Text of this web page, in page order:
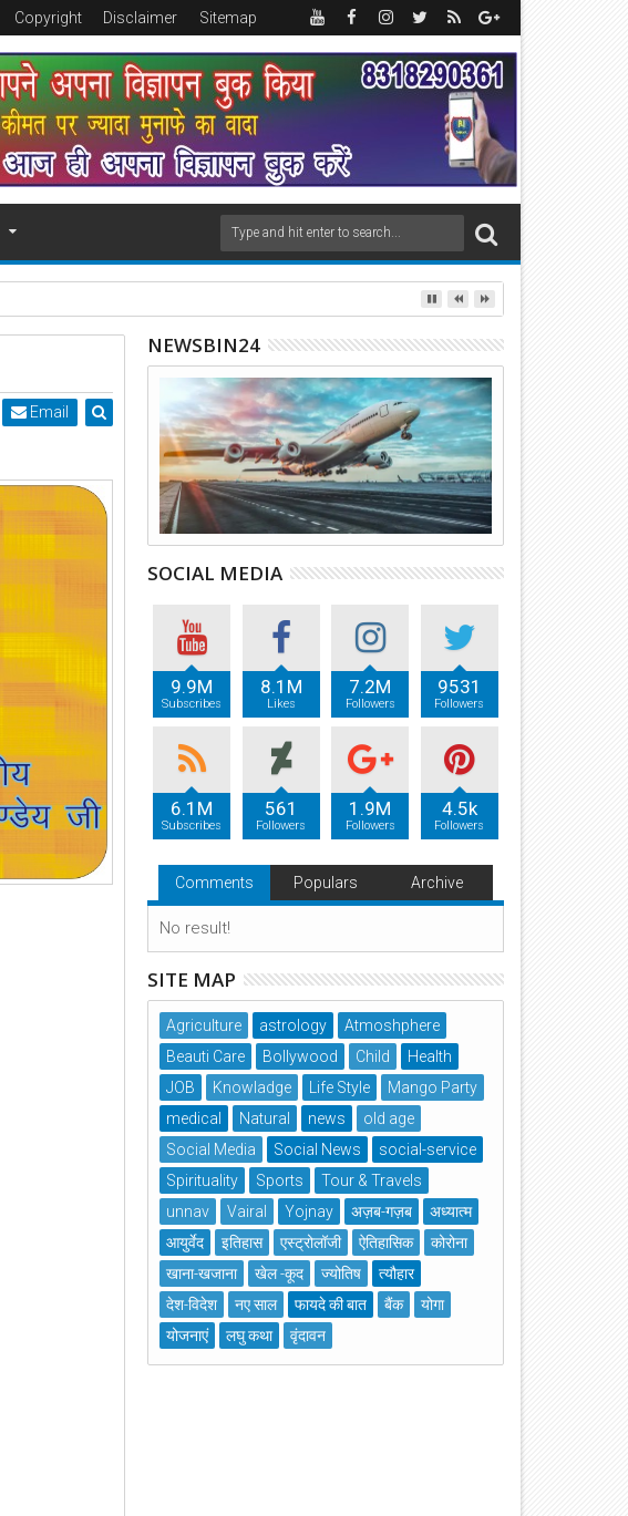
Copyright Disclaimer Sitemap
Email
NEWSBIN24
SOCIAL MEDIA
9.9M
Subscribes
8.1M
Likes
7.2M
Followers
9531
Followers
6.1M
Subscribes
561
Followers
1.9M
Followers
4.5k
Followers
Comments Populars Archive
No result!
SITE MAP
Agriculture astrology
Atmoshphere
Beauti Care
Bollywood Child
Health
JOB
Knowladge Life Style
Mango Party
medical
Natural news
old age
Social Media
Social News
social-service
Spirituality
Sports
Tour & Travels
unnav
Vairal Yojnay अज़ब-गज़ब
अध्यात्म
आयुर्वेद
इतिहास एस्ट्रोलॉजी ऐतिहासिक
कोरोना
खाना-खजाना
खेल -कूद ज्योतिष
त्यौहार
देश-विदेश
नए साल फायदे की बात बैंक
योगा
योजनाएं
लघु कथा वृंदावन